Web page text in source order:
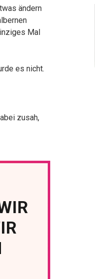
ändern
Mal
es nicht.
zusah,